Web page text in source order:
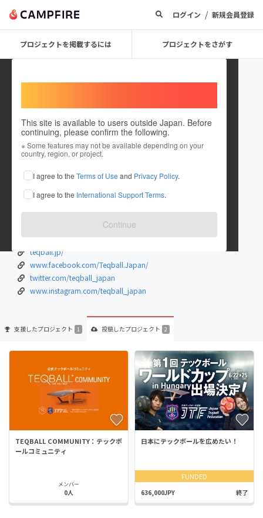
ログイン / 新規会員登録
プロジェクトを掲載するには プロジェクトをさがす
This site is available to users outside Japan. Before
continuing, please confirm the following.
※ Some features may not be available depending on your
country, region, or project.
I agree to the Terms of Use and Privacy Policy.
I agree to the International Support Terms.
Continue
teqballjapan
これまでに1回支援して2件のプロジェクトを投稿しています
在住国：日本 現在地：東京都
出身国：日本 出身地：東京都
2017.4 日本テックボール協会が発足いたしました。
teqball.jp/
www.facebook.com/Teqball.Japan/
twitter.com/teqball_japan
www.instagram.com/teqball_japan
支援したプロジェクト 1 投稿したプロジェクト 2
TEQBALL COMMUNITY：テックボ
ールコミュニティ
メンバー
0人
日本にテックボールを広めたい！
FUNDED
636,000JPY 終了